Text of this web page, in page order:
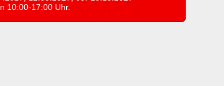
10:00-17:00 Uhr.